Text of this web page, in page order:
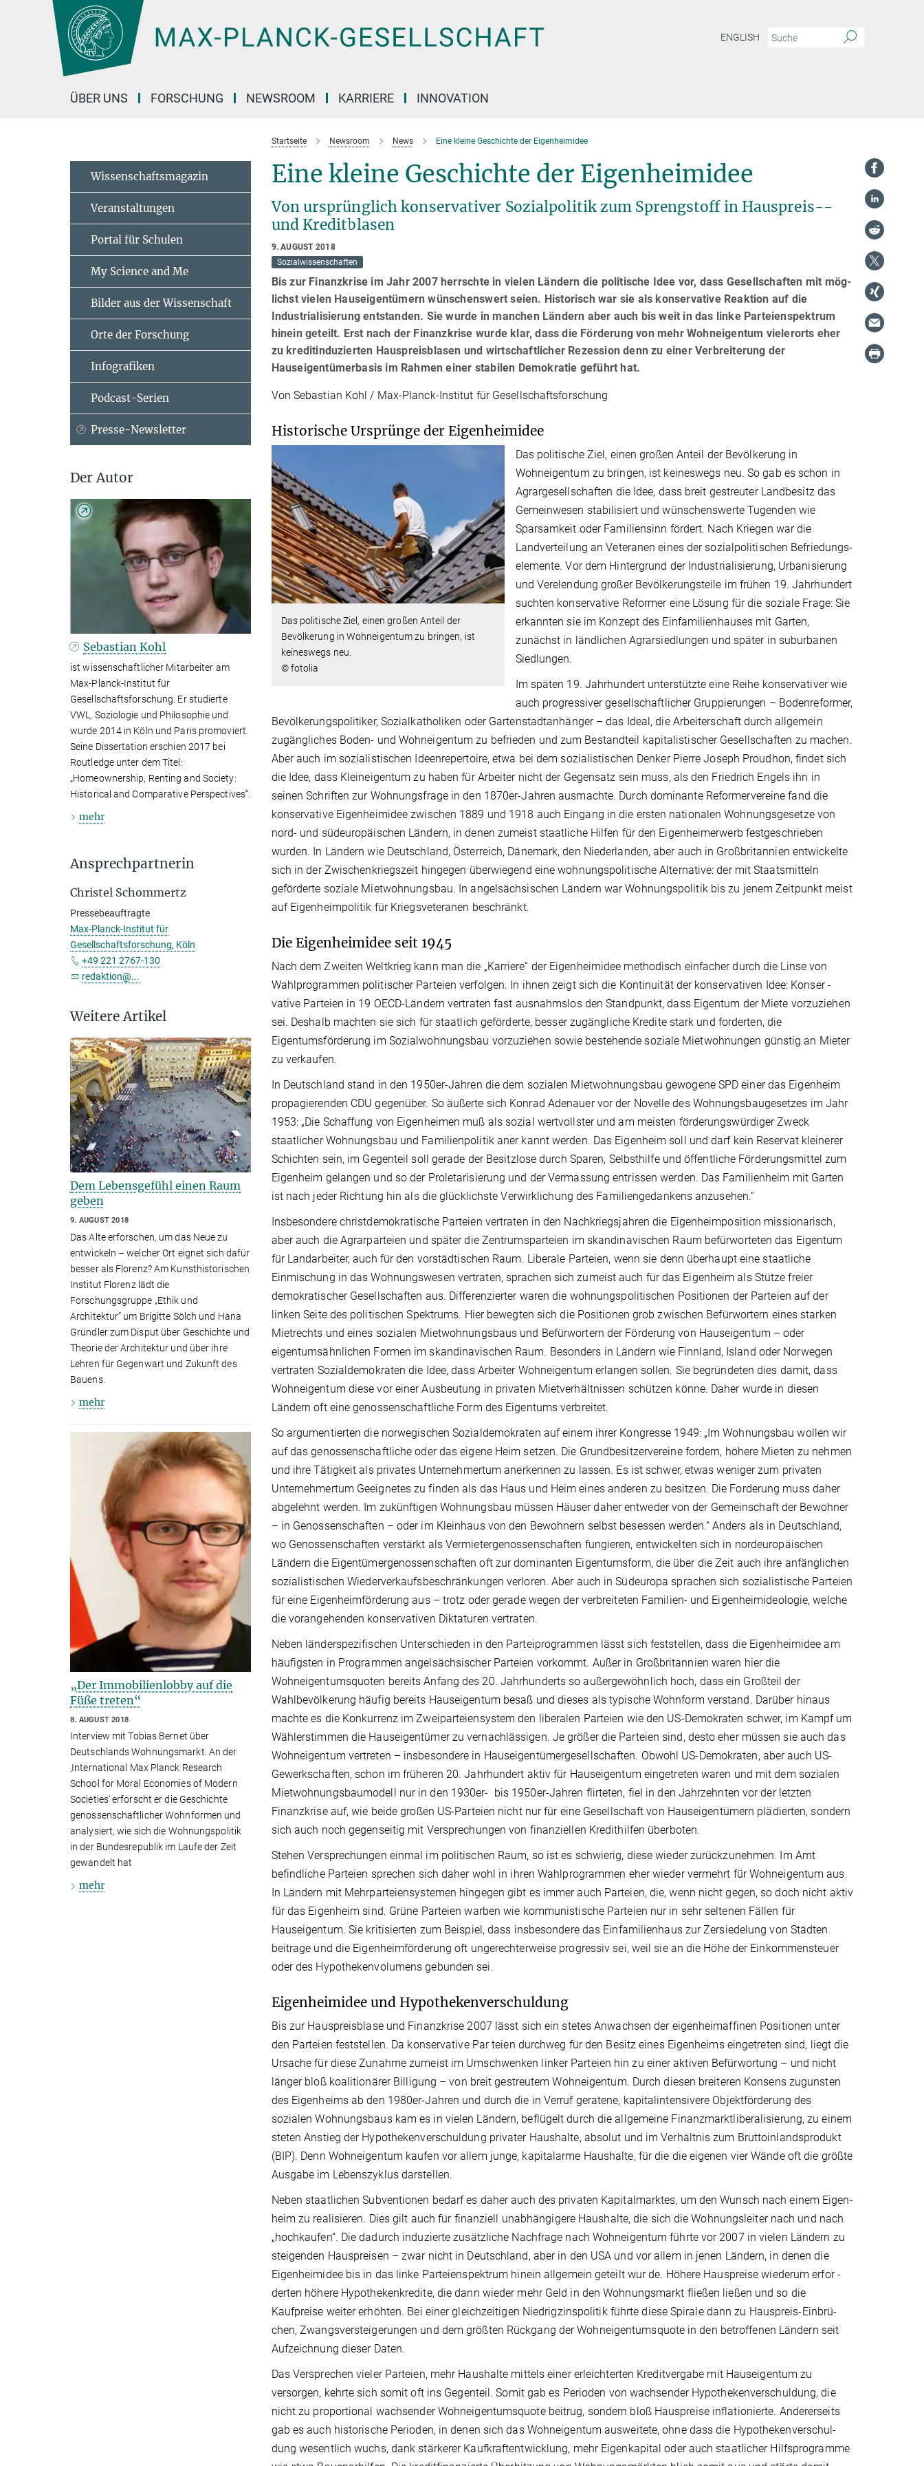
Hauptinhalt
ENGLISH
ÜBER UNS FORSCHUNG NEWSROOM KARRIERE INNOVATION
Startseite Newsroom News Eine kleine Geschichte der Eigenheimidee
Eine kleine Geschichte der Eigenheimidee
Von ursprünglich konservativer Sozialpolitik zum Sprengstoff in Hauspreis-­
und Kreditblasen
9. AUGUST 2018
Sozialwissenschaften
Bis zur Finanzkrise im Jahr 2007 herrschte in vielen Ländern die politische Idee vor, dass Gesellschaften mit mög­
lichst vielen Hauseigentümern wünschenswert seien. Historisch war sie als konservative Reaktion auf die
Industria­lisierung entstanden. Sie wurde in manchen Ländern aber auch bis weit in das linke Parteienspektrum
hinein geteilt. Erst nach der Finanzkrise wurde klar, dass die Förderung von mehr Wohneigentum vielerorts eher
zu kreditindu­zierten Hauspreisblasen und wirtschaftlicher Rezession denn zu einer Verbreiterung der
Hauseigentümerbasis im Rahmen einer stabilen Demokratie geführt hat.
Von Sebastian Kohl / Max-Planck-Institut für Gesellschaftsforschung
Historische Ursprünge der Eigenheimidee
Das politische Ziel, einen großen Anteil der
Bevölkerung in Wohneigentum zu bringen, ist
keineswegs neu.
© fotolia
Das politische Ziel, einen großen An­teil der Bevölkerung in
Wohneigentum zu bringen, ist keineswegs neu. So gab es schon in
Agrargesellschaften die Idee, dass breit gestreuter Landbesitz das
Ge­meinwesen stabilisiert und wünschens­werte Tugenden wie
Sparsamkeit oder Familiensinn fördert. Nach Kriegen war die
Landverteilung an Veteranen ei­nes der sozialpolitischen Befriedungs­
elemente. Vor dem Hintergrund der Industrialisierung, Urbanisierung
und Verelendung großer Bevölkerungsteile im frühen 19. Jahrhundert
suchten kon­servative Reformer eine Lösung für die soziale Frage: Sie
erkannten sie im Kon­zept des Einfamilienhauses mit Garten,
zunächst in ländlichen Agrarsiedlungen und später in suburbanen
Siedlungen.
Im späten 19. Jahrhundert unterstützte eine Reihe konservativer wie
auch pro­gressiver gesellschaftlicher Gruppierun­gen – Bodenreformer,
Bevölkerungs­politiker, Sozialkatholiken oder Garten­stadtanhänger – das Ideal, die Arbeiterschaft durch allgemein
zugängliches Boden­- und Wohneigentum zu befrie­den und zum Bestandteil kapitalistischer Gesellschaften zu machen.
Aber auch im sozialistischen Ideenrepertoire, etwa bei dem sozialistischen Denker Pierre­ Jo­seph Proudhon, findet sich
die Idee, dass Kleineigentum zu haben für Arbeiter nicht der Gegensatz sein muss, als den Friedrich Engels ihn in
seinen Schrif­ten zur Wohnungsfrage in den 1870er-Jahren ausmachte. Durch dominante Reformervereine fand die
konservative Eigenheimidee zwischen 1889 und 1918 auch Eingang in die ersten nationalen Wohnungsgesetze von
nord­- und südeuropäischen Ländern, in denen zumeist staatliche Hilfen für den Eigenheimerwerb festgeschrieben
wurden. In Län­dern wie Deutschland, Österreich, Dänemark, den Niederlanden, aber auch in Großbritannien entwickelte
sich in der Zwischenkriegszeit hingegen überwie­gend eine wohnungspolitische Alterna­tive: der mit Staatsmitteln
geförderte so­ziale Mietwohnungsbau. In angelsäch­sischen Ländern war Wohnungspolitik bis zu jenem Zeitpunkt meist
auf Ei­genheimpolitik für Kriegsveteranen beschränkt.
Die Eigenheimidee seit 1945
Nach dem Zweiten Weltkrieg kann man die „Karriere“ der Eigenheimidee me­thodisch einfacher durch die Linse von
Wahlprogrammen politischer Parteien verfolgen. In ihnen zeigt sich die Kon­tinuität der konservativen Idee: Konser ­
vative Parteien in 19 OECD­-Län­dern vertraten fast ausnahmslos den Standpunkt, dass Eigentum der Mie­te vorzuziehen
sei. Deshalb machten sie sich für staatlich geförderte, besser zu­gängliche Kredite stark und forderten, die
Eigentumsförderung im Sozialwohnungsbau vorzuziehen sowie bestehen­de soziale Mietwohnungen günstig an Mieter
zu verkaufen.
In Deutschland stand in den 1950er-Jahren die dem so­zialen Mietwohnungsbau gewogene SPD einer das Eigenheim
propagierenden CDU gegenüber. So äußerte sich Kon­rad Adenauer vor der Novelle des Woh­nungsbaugesetzes im Jahr
1953: „Die Schaffung von Eigenheimen muß als so­zial wertvollster und am meisten förde­rungswürdiger Zweck
staatlicher Wohnungsbau­ und Familienpolitik aner ­kannt werden. Das Eigenheim soll und darf kein Reservat kleinerer
Schichten sein, im Gegenteil soll gerade der Besitz­lose durch Sparen, Selbsthilfe und öffent­liche Förderungsmittel zum
Eigenheim gelangen und so der Proletarisierung und der Vermassung entrissen werden. Das Familienheim mit Garten
ist nach jeder Richtung hin als die glücklichste Verwirklichung des Familiengedankens anzusehen.“
Insbesondere christdemokratische Parteien vertraten in den Nachkriegsjahren die Eigenheimposition missionarisch,
aber auch die Agrarparteien und spä­ter die Zentrumsparteien im skandina­vischen Raum befürworteten das Ei­gentum
für Landarbeiter, auch für den vorstädtischen Raum. Liberale Parteien, wenn sie denn überhaupt eine staatliche
Einmischung in das Wohnungswesen vertraten, sprachen sich zumeist auch für das Eigenheim als Stütze freier
demokra­tischer Gesellschaften aus. Differenzierter waren die wohnungs­politischen Positionen der Parteien auf der
linken Seite des politischen Spek­trums. Hier bewegten sich die Positio­nen grob zwischen Befürwortern eines starken
Mietrechts und eines sozialen Mietwohnungsbaus und Befürwortern der Förderung von Hauseigentum – oder
eigentumsähnlichen Formen im skan­dinavischen Raum. Besonders in Län­dern wie Finnland, Island oder Norwegen
vertraten Sozialdemokraten die Idee, dass Arbeiter Wohneigentum erlangen sollen. Sie begründeten dies da­mit, dass
Wohneigentum diese vor einer Ausbeutung in privaten Mietverhältnis­sen schützen könne. Daher wurde in die­sen
Ländern oft eine genossenschaftliche Form des Eigentums verbreitet.
So argumentierten die norwegischen Sozial­demokraten auf einem ihrer Kongres­se 1949: „Im Wohnungsbau wollen wir
auf das genossenschaftliche oder das ei­gene Heim setzen. Die Grundbesitzervereine fordern, höhere Mieten zu neh­men
und ihre Tätigkeit als privates Un­ternehmertum anerkennen zu lassen. Es ist schwer, etwas weniger zum privaten
Unternehmertum Geeignetes zu finden als das Haus und Heim eines anderen zu besitzen. Die Forderung muss daher
ab­gelehnt werden. Im zukünftigen Woh­nungsbau müssen Häuser daher entwe­der von der Gemeinschaft der Bewoh­ner
– in Genossenschaften – oder im Kleinhaus von den Bewohnern selbst be­sessen werden.“ Anders als in Deutsch­land,
wo Genossenschaften verstärkt als Vermietergenossenschaften fungieren, entwickelten sich in nordeuropäischen
Ländern die Eigentümergenossenschaf­ten oft zur dominanten Eigentumsform, die über die Zeit auch ihre anfänglichen
sozialistischen Wiederverkaufsbeschrän­kungen verloren. Aber auch in Südeuro­pa sprachen sich sozialistische Parteien
für eine Eigenheimförderung aus – trotz oder gerade wegen der verbreiteten Fa­milien­- und Eigenheimideologie, welche
die vorangehenden konservativen Dikta­turen vertraten.
Neben länderspezifischen Unterschieden in den Parteiprogrammen lässt sich fest­stellen, dass die Eigenheimidee am
häufigsten in Programmen angelsächsischer Parteien vorkommt. Außer in Großbritannien waren hier die
Wohneigentums­quoten bereits Anfang des 20. Jahrhun­derts so außergewöhnlich hoch, dass ein Großteil der
Wahlbevölkerung häufig bereits Hauseigentum besaß und dieses als typische Wohnform verstand. Darü­ber hinaus
machte es die Konkurrenz im Zweiparteiensystem den liberalen Partei­en wie den US­-Demokraten schwer, im Kampf um
Wählerstimmen die Haus­eigentümer zu vernachlässigen. Je grö­ßer die Parteien sind, desto eher müssen sie auch das
Wohneigentum vertreten – insbesondere in Hauseigentümergesell­schaften. Obwohl US­-Demokraten, aber auch US­-
Gewerkschaften, schon im frü­heren 20. Jahrhundert aktiv für Hausei­gentum eingetreten waren und mit dem sozialen
Mietwohnungsbaumodell nur in den 1930er- ­ bis 1950er-Jahren flirte­ten, fiel in den Jahrzehnten vor der letz­ten
Finanzkrise auf, wie beide großen US­-Parteien nicht nur für eine Gesell­schaft von Hauseigentümern plädierten, sondern
sich auch noch gegensei­tig mit Versprechungen von finanziellen Kredithilfen überboten.
Stehen Verspre­chungen einmal im politischen Raum, so ist es schwierig, diese wieder zurück­zunehmen. Im Amt
befindliche Partei­en sprechen sich daher wohl in ihren Wahlprogrammen eher wieder vermehrt für Wohneigentum aus.
In Ländern mit Mehrparteiensystemen hingegen gibt es immer auch Parteien, die, wenn nicht gegen, so doch nicht aktiv
für das Eigen­heim sind. Grüne Parteien warben wie kommunistische Parteien nur in sehr sel­tenen Fällen für
Hauseigentum. Sie kri­tisierten zum Beispiel, dass insbesonde­re das Einfamilienhaus zur Zersiedelung von Städten
beitrage und die Eigenheim­förderung oft ungerechterweise progres­siv sei, weil sie an die Höhe der Einkom­mensteuer
oder des Hypothekenvolu­mens gebunden sei.
Eigenheimidee und Hypothekenverschuldung
Bis zur Hauspreisblase und Finanzkrise 2007 lässt sich ein stetes Anwachsen der eigenheim­affinen Positionen unter
den Parteien feststellen. Da konservative Par ­teien durchweg für den Besitz eines Ei­genheims eingetreten sind, liegt die
Ursache für diese Zunahme zumeist im Umschwenken linker Parteien hin zu ei­ner aktiven Befürwortung – und nicht
länger bloß koalitionärer Billigung – von breit gestreutem Wohneigentum. Durch diesen breiteren Konsens zugunsten
des Eigenheims ab den 1980er-Jahren und durch die in Verruf geratene, kapitalin­tensivere Objektförderung des
sozialen Wohnungsbaus kam es in vielen Län­dern, beflügelt durch die allgemeine Fi­nanzmarktliberalisierung, zu einem
ste­ten Anstieg der Hypothekenverschul­dung privater Haushalte, absolut und im Verhältnis zum Bruttoinlandsprodukt
(BIP). Denn Wohneigentum kaufen vor allem junge, kapitalarme Haushalte, für die die eigenen vier Wände oft die größte
Ausgabe im Lebenszyklus darstellen.
Ne­ben staatlichen Subventionen bedarf es daher auch des privaten Kapitalmark­tes, um den Wunsch nach einem Eigen­
heim zu realisieren. Dies gilt auch für finanziell unabhängigere Haushalte, die sich die Wohnungsleiter nach und nach
„hochkaufen“. Die dadurch induzierte zusätzliche Nachfrage nach Wohneigen­tum führte vor 2007 in vielen Ländern zu
steigenden Hauspreisen – zwar nicht in Deutschland, aber in den USA und vor allem in jenen Ländern, in denen die
Eigenheimidee bis in das linke Parteien­spektrum hinein allgemein geteilt wur ­de. Höhere Hauspreise wiederum erfor ­
derten höhere Hypothekenkredite, die dann wieder mehr Geld in den Woh­nungsmarkt fließen ließen und so die
Kaufpreise weiter erhöhten. Bei einer gleichzeitigen Niedrigzinspolitik führte diese Spirale dann zu Hauspreis­-Einbrü­
chen, Zwangsversteigerungen und dem größten Rückgang der Wohneigentums­quote in den betroffenen Ländern seit
Aufzeichnung dieser Daten.
Das Versprechen vieler Parteien, mehr Haushalte mittels einer erleichterten Kreditvergabe mit Hauseigentum zu
versorgen, kehrte sich somit oft ins Gegen­teil. Somit gab es Perioden von wachsender Hypothekenverschuldung, die
nicht zu proportional wachsender Wohneigentumsquote beitrug, sondern bloß Hauspreise inflationierte. Andererseits
gab es auch historische Perioden, in denen sich das Wohneigentum ausweite­te, ohne dass die Hypothekenverschul­
dung wesentlich wuchs, dank stärkerer Kaufkraftentwicklung, mehr Eigenkapi­tal oder auch staatlicher Hilfsprogram­me
Wissenschaftsmagazin
Veranstaltungen
Portal für Schulen
My Science and Me
Bilder aus der Wissenschaft
Orte der Forschung
Infografiken
Podcast-Serien
Presse-Newsletter
Der Autor
Sebastian Kohl
ist wissenschaftlicher Mitarbeiter am
Max-Planck-Institut für
Gesellschaftsforschung. Er studierte
VWL, Soziologie und Philosophie und
wurde 2014 in Köln und Paris promoviert.
Seine Dissertation erschien 2017 bei
Routledge unter dem Titel:
„Homeownership, Renting and Society:
Historical and Comparative Perspectives“.
mehr
Ansprechpartnerin
Christel Schommertz
Pressebeauftragte
Max-Planck-Institut für
Gesellschaftsforschung, Köln
+49 221 2767-130
redaktion@...
Weitere Artikel
Dem Lebensgefühl einen Raum
geben
9. AUGUST 2018
Das Alte erforschen, um das Neue zu
entwickeln – welcher Ort eignet sich dafür
besser als Florenz? Am Kunsthistorischen
Institut Florenz lädt die
Forschungsgruppe „Ethik und
Architektur“ um Brigitte Sölch und Hana
Gründler zum Disput über Geschichte und
Theorie der Architektur und über ihre
Lehren für Gegenwart und Zukunft des
Bauens.
mehr
„Der Immobilienlobby auf die
Füße treten“
8. AUGUST 2018
Interview mit Tobias Bernet über
Deutschlands Wohnungsmarkt. An der
‚International Max Planck Research
School for Moral Economies of Modern
Societies‘ erforscht er die Geschichte
genossenschaftlicher Wohnformen und
analysiert, wie sich die Wohnungspolitik
in der Bundesrepublik im Laufe der Zeit
gewandelt hat
mehr